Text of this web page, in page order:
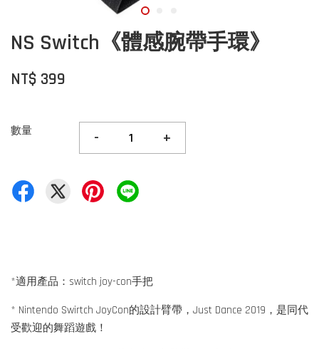
NS Switch《體感腕帶手環》
NT$ 399
數量 - +
*適用產品：switch joy-con手把
* Nintendo Swirtch JoyCon的設計臂帶，Just Dance 2019，是同代
受歡迎的舞蹈遊戲！